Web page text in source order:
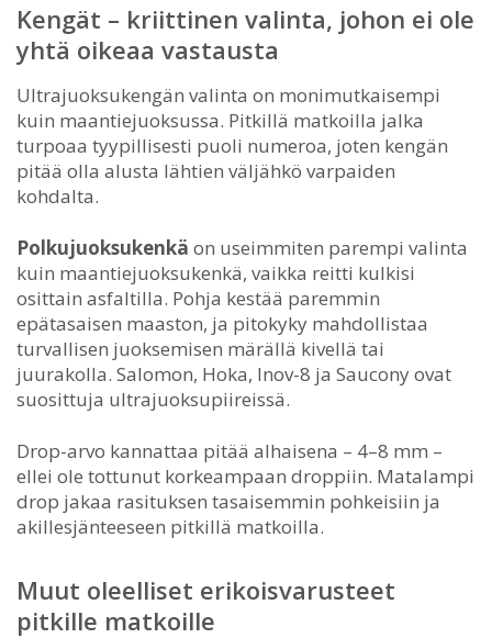
Kengät – kriittinen valinta, johon ei ole
yhtä oikeaa vastausta
Ultrajuoksukengän valinta on monimutkaisempi
kuin maantiejuoksussa. Pitkillä matkoilla jalka
turpoaa tyypillisesti puoli numeroa, joten kengän
pitää olla alusta lähtien väljähkö varpaiden
kohdalta.
Polkujuoksukenkä on useimmiten parempi valinta
kuin maantiejuoksukenkä, vaikka reitti kulkisi
osittain asfaltilla. Pohja kestää paremmin
epätasaisen maaston, ja pitokyky mahdollistaa
turvallisen juoksemisen märällä kivellä tai
juurakolla. Salomon, Hoka, Inov-8 ja Saucony ovat
suosittuja ultrajuoksupiireissä.
Drop-arvo kannattaa pitää alhaisena – 4–8 mm –
ellei ole tottunut korkeampaan droppiin. Matalampi
drop jakaa rasituksen tasaisemmin pohkeisiin ja
akillesjänteeseen pitkillä matkoilla.
Muut oleelliset erikoisvarusteet
pitkille matkoille